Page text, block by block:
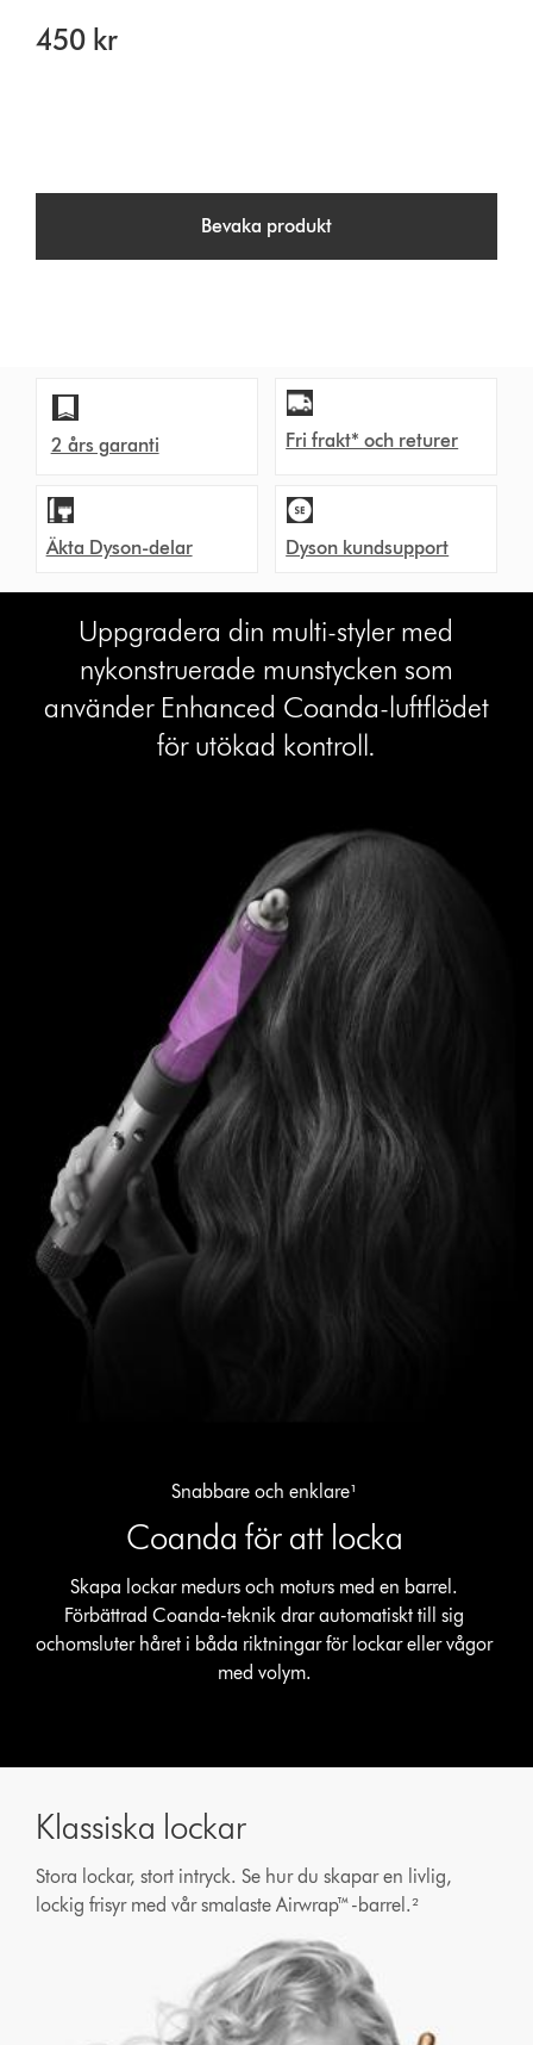
450 kr
Bevaka produkt
2 års garanti Fri frakt* och returer
Äkta Dyson-delar Dyson kundsupport
Uppgradera din multi-styler med
nykonstruerade munstycken som
använder Enhanced Coanda-luftflödet
för utökad kontroll.
Snabbare och enklare¹
Coanda för att locka
Skapa lockar medurs och moturs med en barrel.
Förbättrad Coanda-teknik drar automatiskt till sig
ochomsluter håret i båda riktningar för lockar eller vågor
med volym.
Open
video
transcript
Klassiska lockar
Stora lockar, stort intryck. Se hur du skapar en livlig,
lockig frisyr med vår smalaste Airwrap™-barrel.²